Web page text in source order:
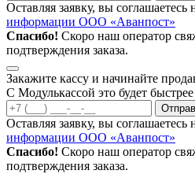
Оставляя заявку, вы соглашаетесь
информации ООО «Аванпост»
Спасибо! Скоро наш оператор
подтверждения заказа.
Закажите кассу и начинайте
С Модулькассой это будет
Оставляя заявку, вы соглашаетесь
информации ООО «Аванпост»
Спасибо! Скоро наш оператор
подтверждения заказа.